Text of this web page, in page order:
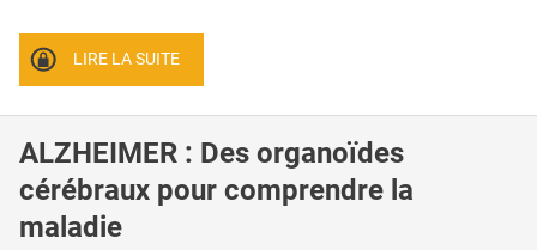
LIRE LA SUITE
ALZHEIMER : Des organoïdes
cérébraux pour comprendre la
maladie